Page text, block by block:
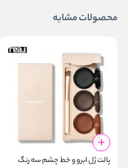
محصولات مشابه
پالت ژل ابرو و خط چشم سه رنگ